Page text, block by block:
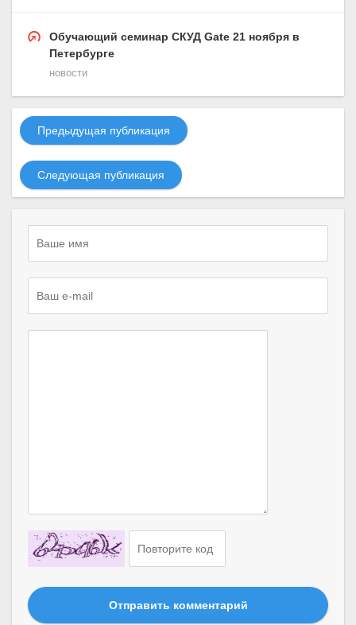
Обучающий семинар СКУД Gate 21 ноября в
Петербурге
новости
Предыдущая публикация
Следующая публикация
Отправить комментарий